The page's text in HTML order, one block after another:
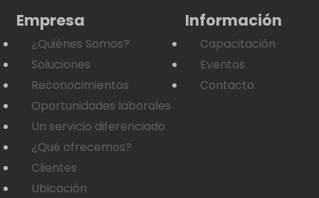
Empresa
¿Quiénes Somos?
Soluciones
Reconocimientos
Oportunidades laborales
Un servicio diferenciado
¿Qué ofrecemos?
Clientes
Ubicación
Información
Capacitación
Eventos
Contacto